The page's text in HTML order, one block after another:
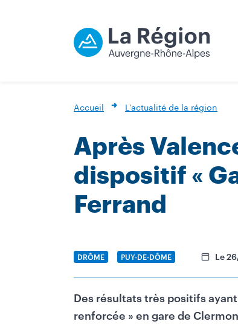
Accueil L'actualité de la région
Après
dispositif «
Ferrand
NOM
DRÔME NOM
PUY-DE-DÔME Le
Des résultats très positifs
renforcée » en gare de